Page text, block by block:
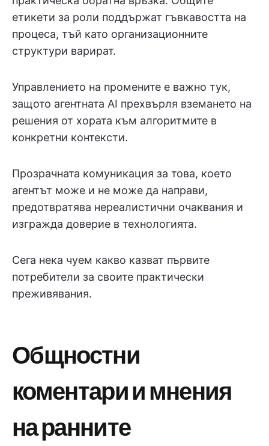
етикети за роли поддържат гъвкавостта на
процеса, тъй като организационните
структури варират.
Управлението на промените е важно тук,
защото агентната AI прехвърля вземането на
решения от хората към алгоритмите в
конкретни контексти.
Прозрачната комуникация за това, което
агентът може и не може да направи,
предотвратява нереалистични очаквания и
изгражда доверие в технологията.
Сега нека чуем какво казват първите
потребители за своите практически
преживявания.
Общностни
коментари и мнения
на ранните